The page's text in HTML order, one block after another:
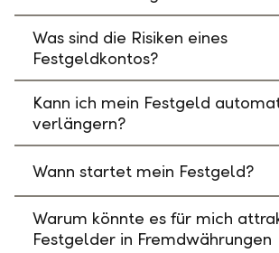
Was sind die Risiken eines
Festgeldkontos?
Kann ich mein Festgeld
verlängern?
Wann startet mein Festgeld?
Warum könnte es für mich
Festgelder in Fremdwährungen